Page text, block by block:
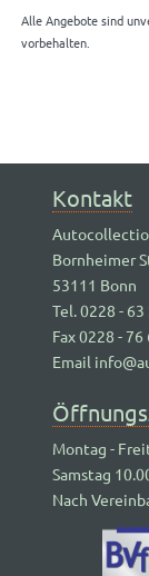
Alle Angebote sind
vorbehalten.
Kontakt
Bornheimer
53111 Bonn
Tel. 0228 - 63
Fax 0228 - 76
Email
Montag -
Samstag
Nach